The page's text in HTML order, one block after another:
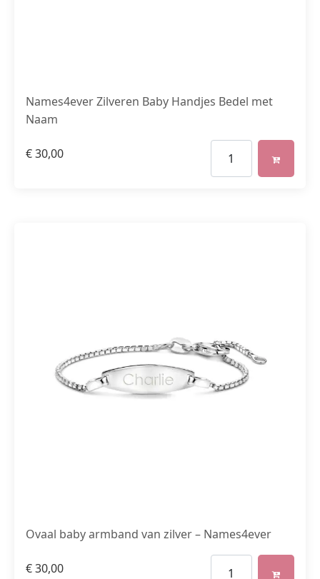
Names4ever Zilveren Baby Handjes Bedel met
Naam
€30,00
Ovaal baby armband van zilver – Names4ever
€30,00